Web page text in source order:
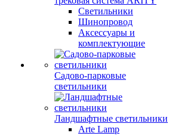
Светильники
Шинопровод
Аксессуары и
комплектующие
Садово-парковые
светильники
Ландшафтные светильники
Arte Lamp